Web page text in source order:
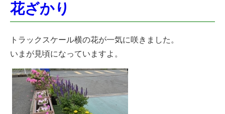
花ざかり
トラックスケール横の花が一気に咲きました。
いまが見頃になっていますよ。